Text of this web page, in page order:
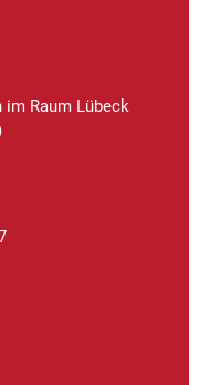
Raum Lübeck